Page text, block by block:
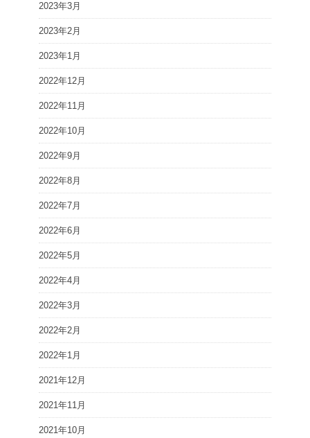
2023年3月
2023年2月
2023年1月
2022年12月
2022年11月
2022年10月
2022年9月
2022年8月
2022年7月
2022年6月
2022年5月
2022年4月
2022年3月
2022年2月
2022年1月
2021年12月
2021年11月
2021年10月